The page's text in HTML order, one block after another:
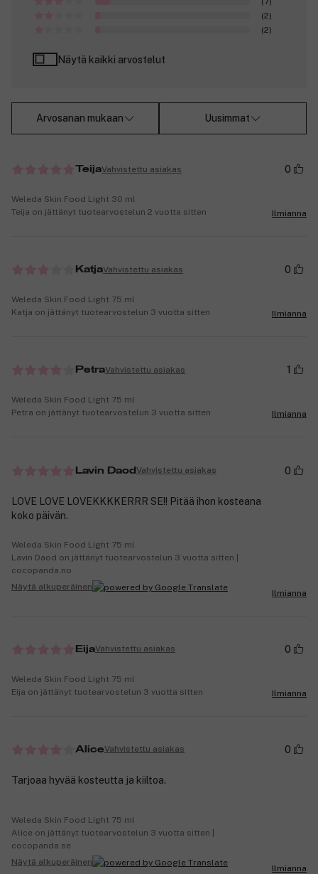
(2)
(2)
Näytä kaikki arvostelut
Arvosanan mukaan Uusimmat
TeijaVahvistettu asiakas 0
Weleda Skin Food Light 30 ml
Teija on jättänyt tuotearvostelun 2 vuotta sitten
Ilmianna
KatjaVahvistettu asiakas 0
Weleda Skin Food Light 75 ml
Katja on jättänyt tuotearvostelun 3 vuotta sitten
Ilmianna
PetraVahvistettu asiakas 1
Weleda Skin Food Light 75 ml
Petra on jättänyt tuotearvostelun 3 vuotta sitten
Ilmianna
Lavin Daod Vahvistettu asiakas 0
LOVE LOVE LOVEKKKKERRR SE!! Pitää ihon kosteana
koko päivän.
Weleda Skin Food Light 75 ml
Lavin Daod on jättänyt tuotearvostelun 3 vuotta sitten |
cocopanda.no
Näytä alkuperäinen
Ilmianna
EijaVahvistettu asiakas 0
Weleda Skin Food Light 75 ml
Eija on jättänyt tuotearvostelun 3 vuotta sitten
Ilmianna
AliceVahvistettu asiakas 0
Tarjoaa hyvää kosteutta ja kiiltoa.
Weleda Skin Food Light 75 ml
Alice on jättänyt tuotearvostelun 3 vuotta sitten |
cocopanda.se
Näytä alkuperäinen
Ilmianna